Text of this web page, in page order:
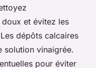
et évitez les
dépôts calcaires
solution vinaigrée.
pour éviter